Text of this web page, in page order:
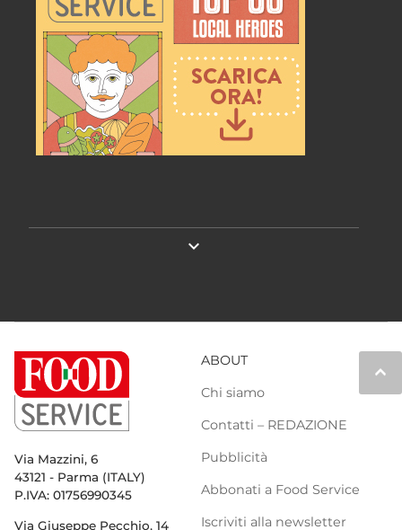
expand_more
keyboard_arrow_up
Via Mazzini, 6
43121 - Parma (ITALY)
P.IVA: 01756990345
Via Giuseppe Pecchio, 14
ABOUT
Chi siamo
Contatti – REDAZIONE
Pubblicità
Abbonati a Food Service
Iscriviti alla newsletter